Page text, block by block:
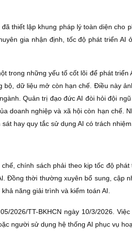
thiết lập khung pháp lý toàn diện cho
gia nhận định, tốc độ phát triển
trong những yếu tố cốt lõi để phát
dữ liệu mở còn hạn chế. Điều này
Quản trị đạo đức AI đòi hỏi đội
doanh nghiệp và xã hội còn hạn chế.
hay quy tắc sử dụng AI có trách
chính sách phải theo kịp tốc độ
Đồng thời thường xuyên bổ sung, cập
năng giải trình và kiểm toán AI.
2026/TT-BKHCN ngày 10/3/2026.
người sử dụng hệ thống AI phục vụ